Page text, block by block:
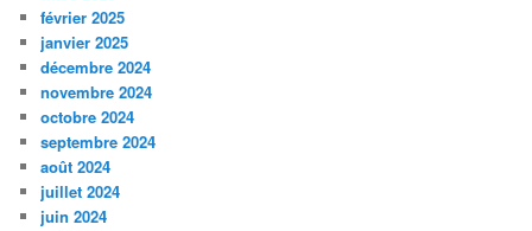
février 2025
janvier 2025
décembre 2024
novembre 2024
octobre 2024
septembre 2024
août 2024
juillet 2024
juin 2024